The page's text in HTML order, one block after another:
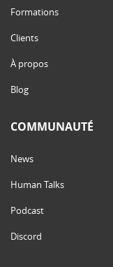
Formations
Clients
À propos
Blog
COMMUNAUTÉ
News
Human Talks
Podcast
Discord